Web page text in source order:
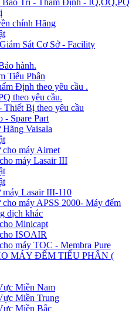
Bảo Trì - Thẩm Định - IQ,OQ,PQ
chính Hãng
Sát Cơ Sở - Facility
hành.
Tiểu Phân
Định theo yêu cầu .
theo yêu cầu.
Thiết Bị theo yêu cầu
- Spare Part
Vaisala
máy Airnet
máy Lasair III
Lasair III-110
máy APSS 2000- Máy đếm
dịch khác
Minicapt
ISOAIR
máy TOC - Membra Pure
MÁY ĐẾM TIỂU PHÂN (
Miền Nam
Miền Trung
Miền Bắc